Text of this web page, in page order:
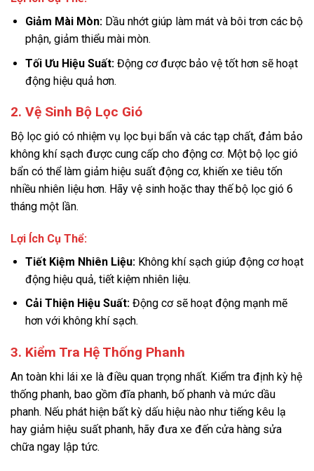
Giảm Mài Mòn:Dầu nhớt giúp làm mát và bôi trơn các bộ
phận, giảm thiểu mài mòn.
Tối Ưu Hiệu Suất:Động cơ được bảo vệ tốt hơn sẽ hoạt
động hiệu quả hơn.
2. Vệ Sinh Bộ Lọc Gió
Bộ lọc gió có nhiệm vụ lọc bụi bẩn và các tạp chất, đảm bảo
không khí sạch được cung cấp cho động cơ. Một bộ lọc gió
bẩn có thể làm giảm hiệu suất động cơ, khiến xe tiêu tốn
nhiều nhiên liệu hơn. Hãy vệ sinh hoặc thay thế bộ lọc gió 6
tháng một lần.
Lợi Ích Cụ Thể:
Tiết Kiệm Nhiên Liệu:Không khí sạch giúp động cơ hoạt
động hiệu quả, tiết kiệm nhiên liệu.
Cải Thiện Hiệu Suất:Động cơ sẽ hoạt động mạnh mẽ
hơn với không khí sạch.
3. Kiểm Tra Hệ Thống Phanh
An toàn khi lái xe là điều quan trọng nhất. Kiểm tra định kỳ hệ
thống phanh, bao gồm đĩa phanh, bố phanh và mức dầu
phanh. Nếu phát hiện bất kỳ dấu hiệu nào như tiếng kêu lạ
hay giảm hiệu suất phanh, hãy đưa xe đến cửa hàng sửa
chữa ngay lập tức.